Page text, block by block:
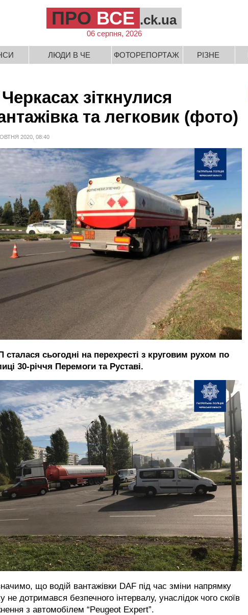
ПРО ВСЕ .ck.ua
06 серпня, 2026
ЛЮДИ В ЧЕ ФОТОРЕПОРТАЖ РІЗНЕ
зіткнулися
та легковик (фото)
2020, 08:40
сталася сьогодні на перехресті з круговим рухом по
30-річчя Перемоги та Руставі.
що водій вантажівки DAF під час зміни напрямку
не дотримався безпечного інтервалу, унаслідок чого скоїв
з автомобілем “Peugeot Expert”.